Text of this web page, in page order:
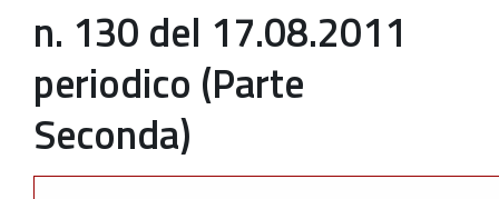
n. 130 del 17.08.2011
periodico (Parte
Seconda)